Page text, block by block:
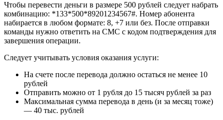
Чтобы перевести деньги в размере 500 рублей следует набрать
комбинацию: *133*500*89201234567#. Номер абонента
набирается в любом формате: 8, +7 или без. После отправки
команды нужно ответить на СМС с кодом подтверждения для
завершения операции.
Следует учитывать условия оказания услуги:
На счете после перевода должно остаться не менее 10
рублей
Отправить можно от 1 рубля до 15 тысяч рублей за раз
Максимальная сумма перевода в день (и за месяц тоже)
— 40 тыс. рублей